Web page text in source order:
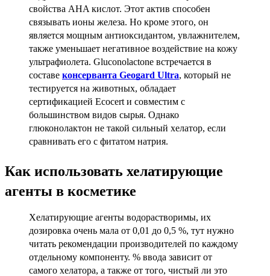
свойства AHA кислот. Этот актив способен
связывать ионы железа. Но кроме этого, он
является мощным антиоксидантом, увлажнителем,
также уменьшает негативное воздействие на кожу
ультрафиолета. Gluconolactone встречается в
составе консерванта Geogard Ultra, который не
тестируется на животных, обладает
сертификацией Ecocert и совместим с
большинством видов сырья. Однако
глюконолактон не такой сильный хелатор, если
сравнивать его с фитатом натрия.
Как использовать хелатирующие
агенты в косметике
Хелатирующие агенты водорастворимы, их
дозировка очень мала от 0,01 до 0,5 %, тут нужно
читать рекомендации производителей по каждому
отдельному компоненту. % ввода зависит от
самого хелатора, а также от того, чистый ли это